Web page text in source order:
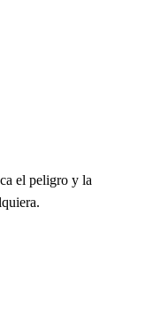
el peligro y la